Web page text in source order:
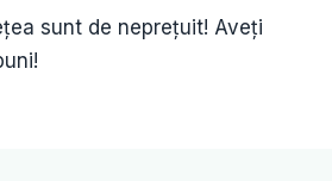
sunt de neprețuit! Aveți